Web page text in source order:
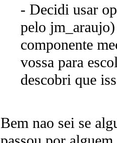
- Decidi usar
pelo
componente
vossa para
descobri que
Bem nao sei se